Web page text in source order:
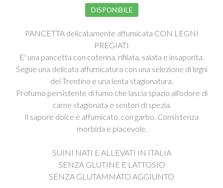
DISPONIBILE
PANCETTA delicatamente affumicata CON LEGNI
PREGIATI
E' una pancetta con cotenna, rifilata, salata e insaporita.
Segue una delicata affumicatura con una selezione di legni
del Trentino e una lenta stagionatura.
Profumo persistente di fumo che lascia spazio all'odore di
carne stagionata e sentori di spezia.
Il sapore dolce e affumicato, con garbo. Consistenza
morbida e piacevole.
SUINI NATI E ALLEVATI IN ITALIA
SENZA GLUTINE E LATTOSIO
SENZA GLUTAMMATO AGGIUNTO